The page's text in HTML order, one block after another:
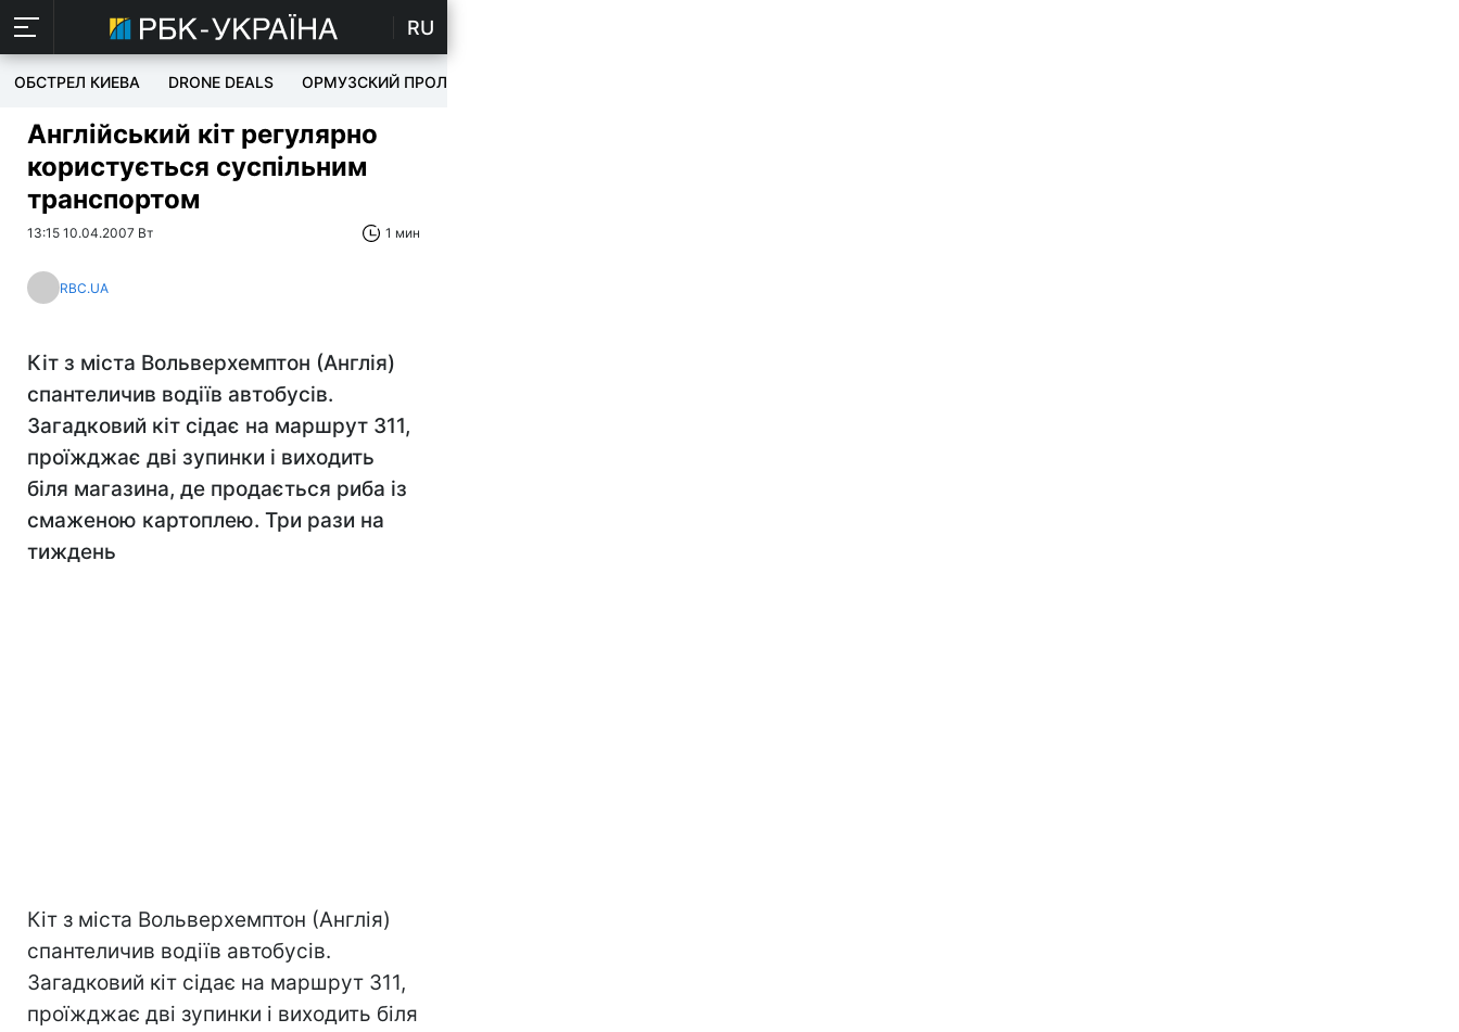
RU
ОБСТРЕЛ КИЕВА DRONE DEALS ОРМУЗСКИЙ ПРОЛИВ
Англійський кіт регулярно
користується суспільним
транспортом
13:15 10.04.2007 Вт 1 мин
RBC.UA
Кіт з міста Вольверхемптон (Англія)
спантеличив водіїв автобусів.
Загадковий кіт сідає на маршрут 311,
проїжджає дві зупинки і виходить
біля магазина, де продається риба із
смаженою картоплею. Три рази на
тиждень
Кіт з міста Вольверхемптон (Англія)
спантеличив водіїв автобусів.
Загадковий кіт сідає на маршрут 311,
проїжджає дві зупинки і виходить біля